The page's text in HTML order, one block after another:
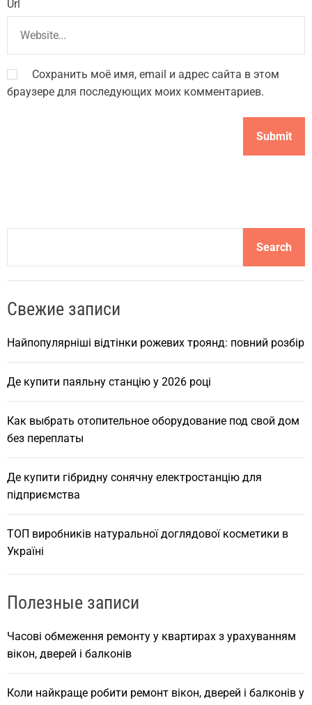
Url
Сохранить моё имя, email и адрес сайта в этом
браузере для последующих моих комментариев.
c
Search
Свежие записи
Найпопулярніші відтінки рожевих троянд: повний розбір
Де купити паяльну станцію у 2026 році
Как выбрать отопительное оборудование под свой дом
без переплаты
Де купити гібридну сонячну електростанцію для
підприємства
ТОП виробників натуральної доглядової косметики в
Україні
Полезные записи
Часові обмеження ремонту у квартирах з урахуванням
вікон, дверей і балконів
Коли найкраще робити ремонт вікон, дверей і балконів у